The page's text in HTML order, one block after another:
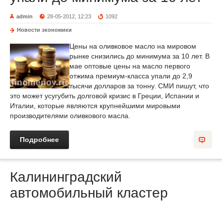
admin 28-05-2012, 12:23 1092
Новости экономики
Цены на оливковое масло на мировом
рынке снизились до минимума за 10 лет. В
мае оптовые цены на масло первого
отжима премиум-класса упали до 2,9
тысячи долларов за тонну. СМИ пишут, что
это может усугубить долговой кризис в Греции, Испании и
Италии, которые являются крупнейшими мировыми
производителями оливкового масла.
Подробнее
Калининградский
автомобильный кластер